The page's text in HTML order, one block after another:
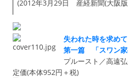
(2012年3月29日 産経新聞(大阪
失われた時を求め
第一篇 「スワン家
プルースト／高遠
定価(本体952円＋税)